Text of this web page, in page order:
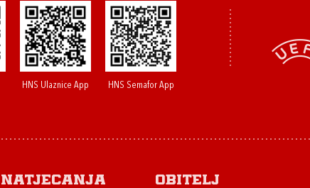
HNS Ulaznice App HNS Semafor App
Natjecanja Obitelj